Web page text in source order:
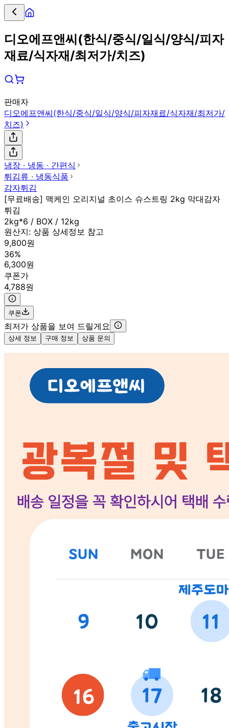
디오에프앤씨(한식/중식/일식/양식/피자
재료/식자재/최저가/치즈)
판매자
디오에프앤씨(한식/중식/일식/양식/피자재료/식자재/최저가/
치즈)
냉장 ∙ 냉동 ∙ 간편식
튀김류 ∙ 냉동식품
감자튀김
[무료배송] 맥케인 오리지널 초이스 슈스트링 2kg 막대감자
튀김
2kg*6 / BOX / 12kg
원산지: 상품 상세정보 참고
9,800원
36%
6,300원
쿠폰가
4,788원
쿠폰
최저가 상품을 보여 드릴게요
상세 정보 구매 정보 상품 문의